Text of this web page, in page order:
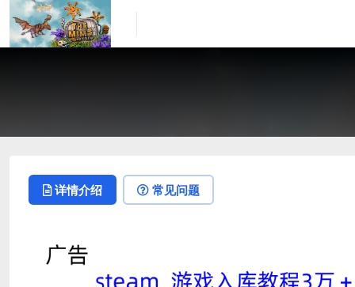
详情介绍 常见问题